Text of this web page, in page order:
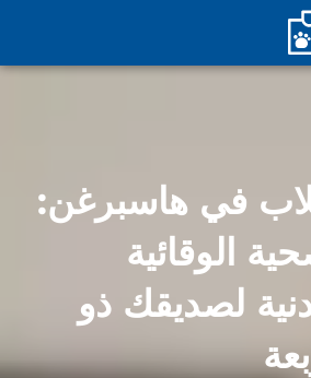
في هاسبرغن:
الوقائية
لصديقك ذو